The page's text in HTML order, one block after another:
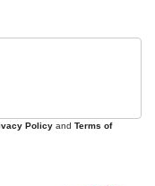
Policy and Terms of